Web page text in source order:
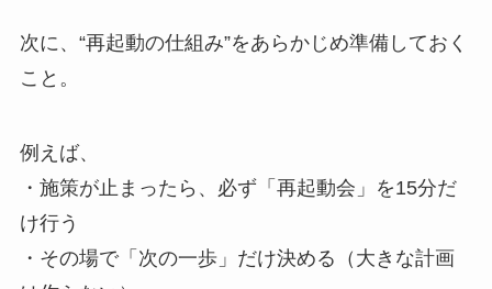
次に、“再起動の仕組み”をあらかじめ準備しておく
こと。
例えば、
・施策が止まったら、必ず「再起動会」を15分だ
け行う
・その場で「次の一歩」だけ決める（大きな計画